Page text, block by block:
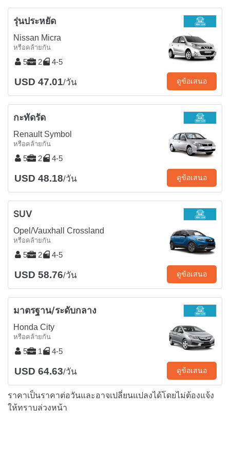
รุ่นประหยัด
Nissan Micra
หรือคล้ายกัน
5 2 4-5
USD 47.01/วัน ดูข้อเสนอ
กะทัดรัด
Renault Symbol
หรือคล้ายกัน
5 2 4-5
USD 48.18/วัน ดูข้อเสนอ
SUV
Opel/Vauxhall Crossland
หรือคล้ายกัน
5 2 4-5
USD 58.76/วัน ดูข้อเสนอ
มาตรฐาน/ระดับกลาง
Honda City
หรือคล้ายกัน
5 1 4-5
USD 64.63/วัน ดูข้อเสนอ
ราคาเป็นราคาต่อวันและอาจเปลี่ยนแปลงได้โดยไม่ต้องแจ้ง
ให้ทราบล่วงหน้า